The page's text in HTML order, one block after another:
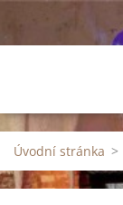
Úvodní stránka >